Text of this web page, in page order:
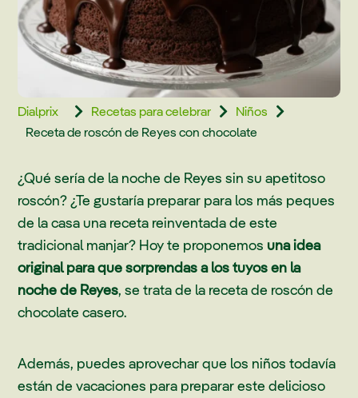
Dialprix  Recetas para celebrar  Niños 
Receta de roscón de Reyes con chocolate
¿Qué sería de la noche de Reyes sin su apetitoso
roscón? ¿Te gustaría preparar para los más peques
de la casa una receta reinventada de este
tradicional manjar? Hoy te proponemos una idea
original para que sorprendas a los tuyos en la
noche de Reyes, se trata de la receta de roscón de
chocolate casero.
Además, puedes aprovechar que los niños todavía
están de vacaciones para preparar este delicioso